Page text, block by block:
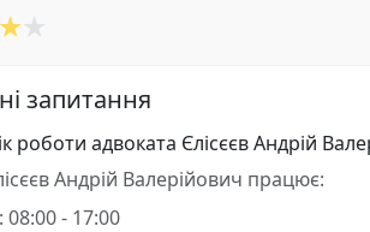
запитання
роботи адвоката Єлісєєв Андрій
Андрій Валерійович працює:
08:00 - 17:00